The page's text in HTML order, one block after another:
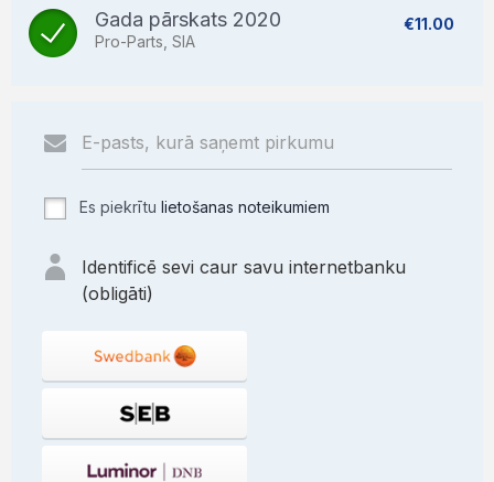
Gada pārskats 2020
Pro-Parts, SIA
€11.00
Es piekrītu lietošanas noteikumiem
Identificē sevi caur savu internetbanku
(obligāti)